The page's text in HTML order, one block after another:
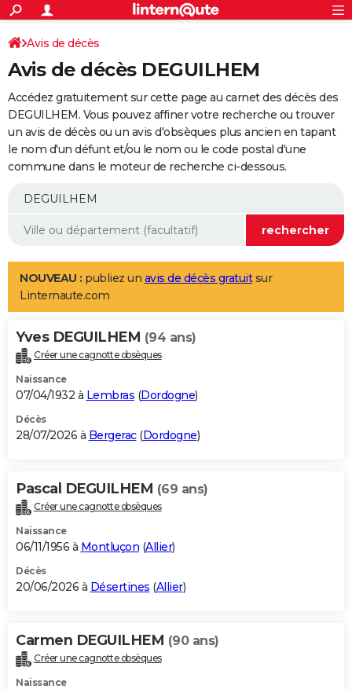
ACTUALITÉS
Politique
Société
Faits Divers
Education
Monde
Villes
+
SPORT
Coupe du monde 2026
Football
Tennis
Cyclisme
Rugby
Forum
Programme TV
TNT
Streaming
Cinéma
Sorties cinéma
Musique
+
FINANCE
Impôts
Immobilier
Risques naturels par ville
Banque
Assurance
Crédit
AUTO
Essais
Réserver un essai
Citadines
Berlines
SUV
Forum auto
+
Mobiles
Meilleur smartphone
Internet
Ordinateurs
Jeux vidéo
Guide high-tech
Aménagement intérieur
LIFESTYLE
Art de vivre
Bien-être
Loisirs
Mode
Modes de vie
Alimentation
Guide de la santé
Maladies
Médicaments
Sommeil
VOYAGE
Destinations
City break
Voyage nature
Voyage de noces
Forum
Climat
+PHOTO
GUIDES D'ACHAT
BONS PLANS
Carte de Noël
Carte Bonne année
Carte Saint-Valentin
Carte Pâques
Carte d'anniversaire
DICTIONNAIRE
Dictionnaire
Biographies
Citations
Expressions
Proverbes
PROGRAMME TV
S'inscrire
Se connecter
Lycées
Collèges
Primaires
Universités
Entreprises
Service militaire
Avis de recherche
AVIS DE DÉCÈS
Bricolage
Lifestyle
Culture
Sport
Auto
Television
Voyage
Cinema
Avis de décès
Avis de décès DEGUILHEM
Accédez gratuitement sur cette page au carnet des décès des
DEGUILHEM. Vous pouvez affiner votre recherche ou trouver
un avis de décès ou un avis d'obsèques plus ancien en tapant
le nom d'un défunt et/ou le nom ou le code postal d'une
commune dans le moteur de recherche ci-dessous.
NOUVEAU : publiez un avis de décès gratuitsur
Linternaute.com
Yves DEGUILHEM (94 ans)
Créer une cagnotte obsèques
Naissance
07/04/1932 à Lembras (Dordogne)
Décès
28/07/2026 à Bergerac(Dordogne)
Pascal DEGUILHEM (69 ans)
Créer une cagnotte obsèques
Naissance
06/11/1956 à Montluçon (Allier)
Décès
20/06/2026 à Désertines (Allier)
Carmen DEGUILHEM (90 ans)
Créer une cagnotte obsèques
Naissance